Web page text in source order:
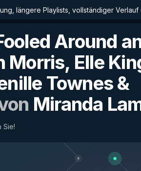
längere Playlists, vollständiger
Townes & Caylee Hammack)
Around
Morris, Elle
Townes &
Miranda
Sie!